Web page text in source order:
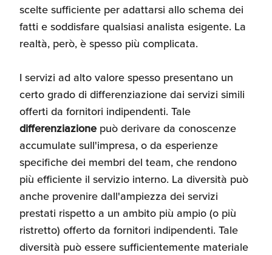
scelte sufficiente per adattarsi allo schema dei
fatti e soddisfare qualsiasi analista esigente. La
realtà, però, è spesso più complicata.
I servizi ad alto valore spesso presentano un
certo grado di differenziazione dai servizi simili
offerti da fornitori indipendenti. Tale
differenziazione può derivare da conoscenze
accumulate sull'impresa, o da esperienze
specifiche dei membri del team, che rendono
più efficiente il servizio interno. La diversità può
anche provenire dall'ampiezza dei servizi
prestati rispetto a un ambito più ampio (o più
ristretto) offerto da fornitori indipendenti. Tale
diversità può essere sufficientemente materiale